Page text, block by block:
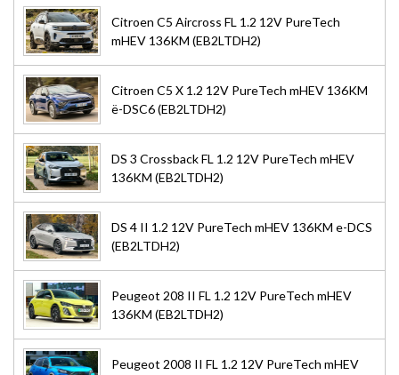
Citroen C5 Aircross FL 1.2 12V PureTech
mHEV 136KM (EB2LTDH2)
Citroen C5 X 1.2 12V PureTech mHEV 136KM
ë-DSC6 (EB2LTDH2)
DS 3 Crossback FL 1.2 12V PureTech mHEV
136KM (EB2LTDH2)
DS 4 II 1.2 12V PureTech mHEV 136KM e-DCS
(EB2LTDH2)
Peugeot 208 II FL 1.2 12V PureTech mHEV
136KM (EB2LTDH2)
Peugeot 2008 II FL 1.2 12V PureTech mHEV